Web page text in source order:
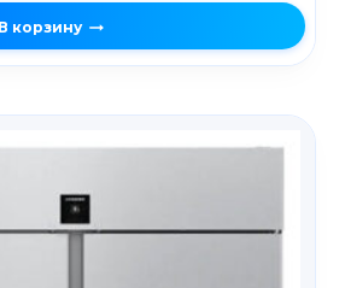
В корзину